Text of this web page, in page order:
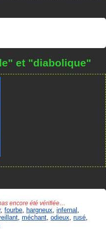
et "diabolique"
encore été vérifiée…
, fourbe hargneux infernal
méchant odieux rusé